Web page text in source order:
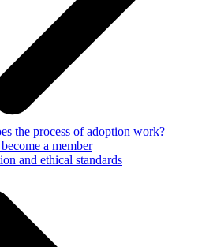
the process of adoption work?
a member
and ethical standards